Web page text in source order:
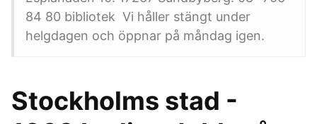
84 80 bibliotek Vi håller stängt under
helgdagen och öppnar på måndag igen.
Stockholms stad -